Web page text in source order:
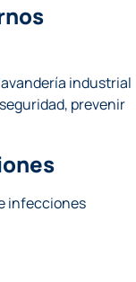
industrial
prevenir
infecciones